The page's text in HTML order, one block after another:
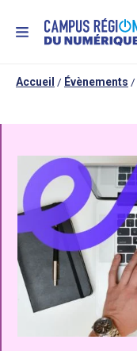
MENU
Accueil / Évènements /